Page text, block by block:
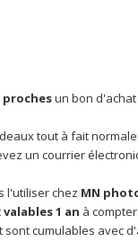
prochesun bon
tout à fait
un courrier
l'utiliser chez MN
valables 1 an à
cumulables avec